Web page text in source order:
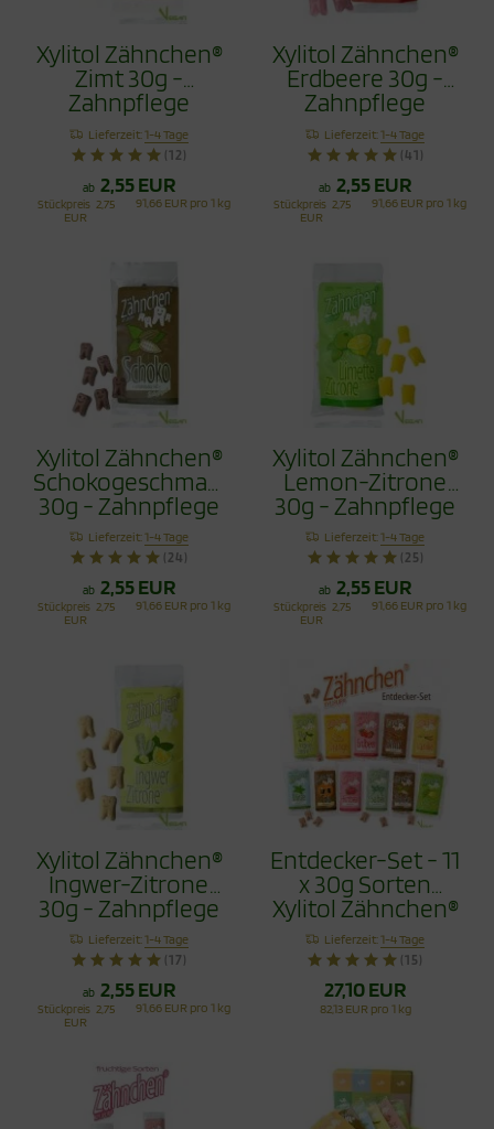
Xylitol Zähnchen®
Zimt 30g -
Zahnpflege
Bonbons
Lieferzeit:1-4 Tage
(12)
ab 2,55 EUR
Stückpreis 2,75
EUR
91,66 EUR pro 1 kg
Xylitol Zähnchen®
Erdbeere 30g -
Zahnpflege
Bonbons
Lieferzeit:1-4 Tage
(41)
ab 2,55 EUR
Stückpreis 2,75
EUR
91,66 EUR pro 1 kg
Xylitol Zähnchen®
Schokogeschmack
30g - Zahnpflege
Bonbons
Lieferzeit:1-4 Tage
(24)
ab 2,55 EUR
Stückpreis 2,75
EUR
91,66 EUR pro 1 kg
Xylitol Zähnchen®
Lemon-Zitrone
30g - Zahnpflege
Bonbons
Lieferzeit:1-4 Tage
(25)
ab 2,55 EUR
Stückpreis 2,75
EUR
91,66 EUR pro 1 kg
Xylitol Zähnchen®
Ingwer-Zitrone
30g - Zahnpflege
Bonbons
Lieferzeit:1-4 Tage
(17)
ab 2,55 EUR
Stückpreis 2,75
EUR
91,66 EUR pro 1 kg
Entdecker-Set - 11
x 30g Sorten
Xylitol Zähnchen®
330g
Lieferzeit:1-4 Tage
(15)
27,10 EUR
82,13 EUR pro 1 kg